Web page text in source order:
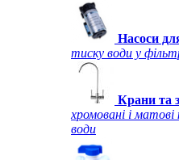
Насоси
тиску води у
Крани та
хромовані і
води